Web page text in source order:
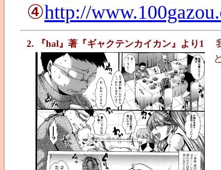
④http://
2. 『hal』著『ギャクテンカイカン』より1